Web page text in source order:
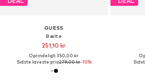
GUESS
Bælte
251,10 kr
Oprindeligt: 350,00 kr
Sidste laveste pris:279,00 kr-10%